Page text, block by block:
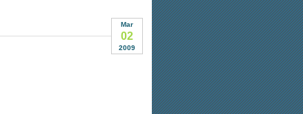
Mar
02
2009